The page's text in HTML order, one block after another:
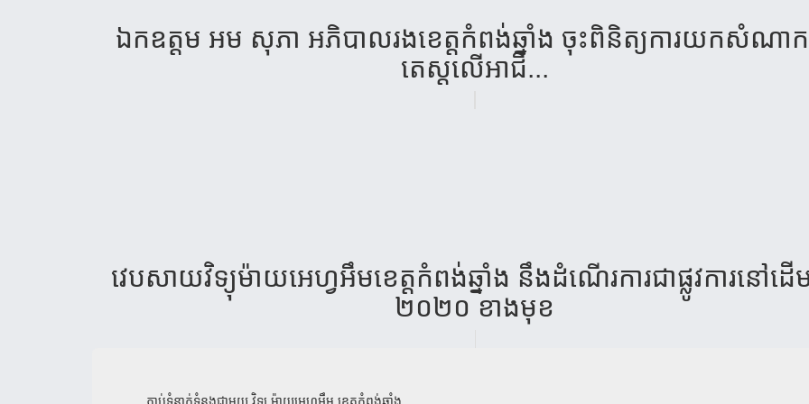
ឯក​ឧត្តម​ អម​ សុ​ភា​ អ​ភិ​បាល​រង​ខេត្ត​កំ​ពង់​ឆ្នាំង​ ចុះ​ពិ​និត្យ​ការ​យក​សំ​ណាក​ធ្
តេស្ត​លើ​អា​ជី...
វេបសាយវិទ្យុម៉ាយអេហ្វអឹមខេត្តកំពង់ឆ្នាំង នឹងដំណើរការ​ជាផ្លូវការនៅដើម
២០២០ ខាងមុខ